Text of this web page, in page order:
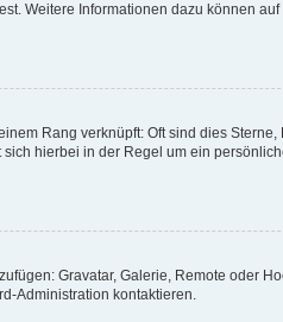
Weitere Informationen dazu können auf
Rang verknüpft: Oft sind dies
hierbei in der Regel um ein
Gravatar, Galerie, Remote oder
Administration kontaktieren.